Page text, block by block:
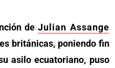
de Julian Assange
británicas, poniendo fin
asilo ecuatoriano, puso